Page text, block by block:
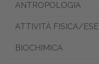
ANTROPOLOGIA
ATTIVITÀ FISICA/
BIOCHIMICA